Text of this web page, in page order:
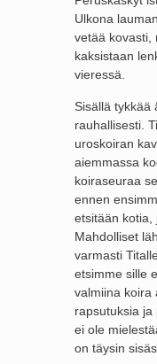
Ulkona
vetää kovasti,
kaksistaan
vieressä.
Sisällä tykkää
rauhallisesti.
uroskoiran
aiemmassa
koiraseuraa
ennen
etsitään kotia,
Mahdolliset
varmasti
etsimme sille
valmiina koira
rapsutuksia ja
ei ole
on täysin